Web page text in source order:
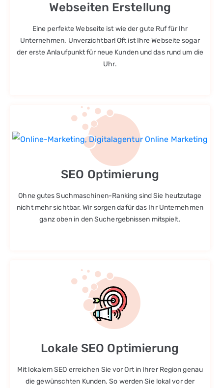
Webseiten Erstellung
Eine perfekte Webseite ist wie der gute Ruf für Ihr
Unternehmen. Unverzichtbar! Oft ist Ihre Webseite sogar
der erste Anlaufpunkt für neue Kunden und das rund um die
Uhr.
SEO Optimierung
Ohne gutes Suchmaschinen-Ranking sind Sie heutzutage
nicht mehr sichtbar. Wir sorgen dafür das Ihr Unternehmen
ganz oben in den Suchergebnissen mitspielt.
Lokale SEO Optimierung
Mit lokalem SEO erreichen Sie vor Ort in Ihrer Region genau
die gewünschten Kunden. So werden Sie lokal vor der